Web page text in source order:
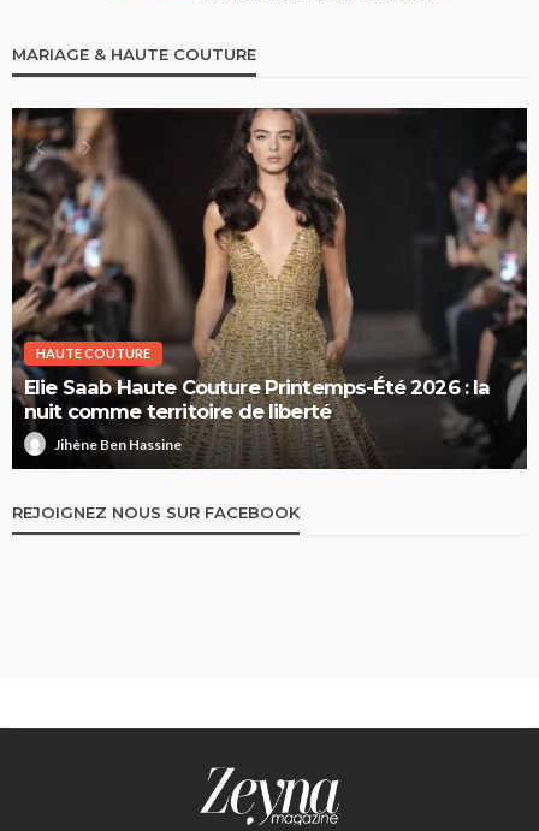
MARIAGE & HAUTE COUTURE
HAUTE COUTURE
Elie Saab Haute Couture Printemps-Été 2026 : la
nuit comme territoire de liberté
Jihène Ben Hassine
REJOIGNEZ NOUS SUR FACEBOOK